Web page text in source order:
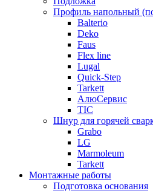
Профиль напольный
Balterio
Deko
Faus
Flex line
Lugal
Quick-Step
Tarkett
АлюСервис
ТІС
Шнур для горячей
Grabo
LG
Marmoleum
Tarkett
Монтажные работы
Подготовка основания